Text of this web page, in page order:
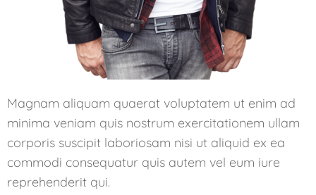
Magnam aliquam quaerat voluptatem ut enim ad
minima veniam quis nostrum exercitationem ullam
corporis suscipit laboriosam nisi ut aliquid ex ea
commodi consequatur quis autem vel eum iure
reprehenderit qui.